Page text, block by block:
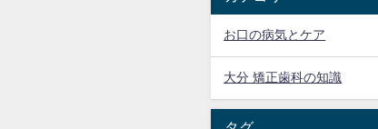
お口の病気とケア
大分 矯正歯科の知識